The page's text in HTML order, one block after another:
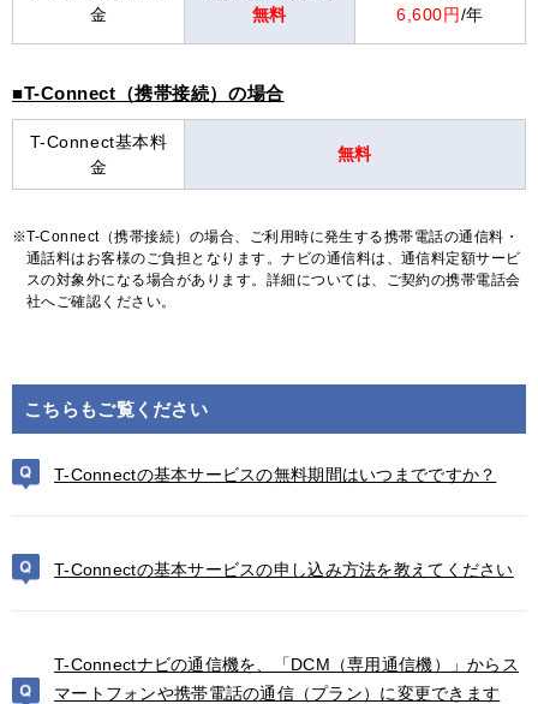
金
無料 6,600円/年
■T-Connect（携帯接続）の場合
T-Connect基本料
金
無料
T-Connect（携帯接続）の場合、ご利用時に発生する携帯電話の通信料・
通話料はお客様のご負担となります。ナビの通信料は、通信料定額サービ
スの対象外になる場合があります。詳細については、ご契約の携帯電話会
社へご確認ください。
こちらもご覧ください
T-Connectの基本サービスの無料期間はいつまでですか？
T-Connectの基本サービスの申し込み方法を教えてください
T-Connectナビの通信機を、「DCM（専用通信機）」からス
マートフォンや携帯電話の通信（プラン）に変更できます